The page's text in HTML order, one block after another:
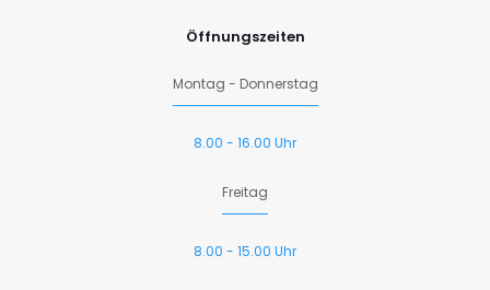
Öffnungszeiten
Montag - Donnerstag
8.00 - 16.00 Uhr
Freitag
8.00 - 15.00 Uhr